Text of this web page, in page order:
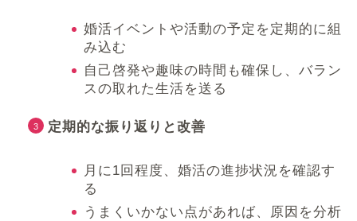
婚活イベントや活動の予定を定期的に組
み込む
自己啓発や趣味の時間も確保し、バラン
スの取れた生活を送る
定期的な振り返りと改善
月に1回程度、婚活の進捗状況を確認す
る
うまくいかない点があれば、原因を分析